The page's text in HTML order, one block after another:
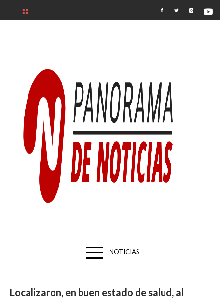
NOTICIAS
Localizaron, en buen estado de salud, al